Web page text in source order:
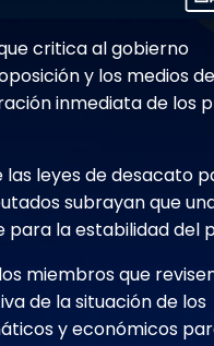
critica al gobierno
y los medios de
inmediata de los
las leyes de desacato
subrayan que
para la estabilidad del
miembros que
de la situación de los
y económicos